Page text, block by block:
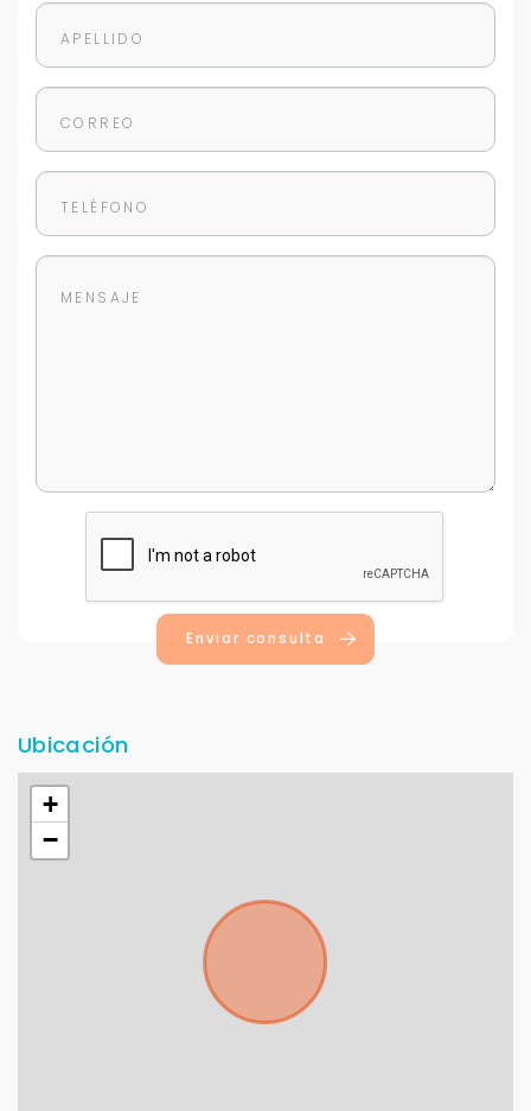
Enviar consulta
Ubicación
+
−
Solo los usamos para responder tu consulta.